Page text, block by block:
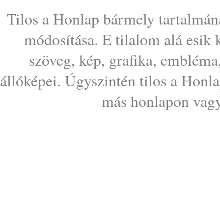
Tilos a Honlap bármely
módosítása. E tilalom alá esik
szöveg, kép, grafika,
állóképei. Úgyszintén tilos a
más honlapon